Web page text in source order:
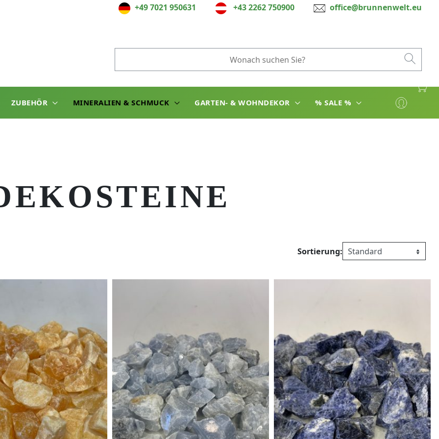
+49 7021 950631 +43 2262 750900 office@brunnenwelt.eu
ZUBEHÖR MINERALIEN & SCHMUCK GARTEN- & WOHNDEKOR % SALE %
Sortierung: